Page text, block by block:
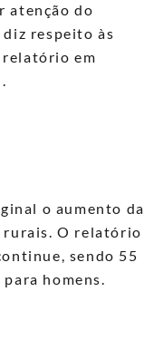
atenção do
respeito às
relatório em
o aumento da
rurais. O relatório
sendo 55
homens.